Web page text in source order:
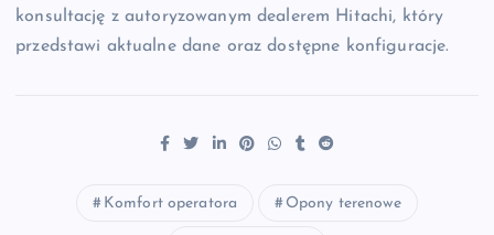
konsultację z autoryzowanym dealerem Hitachi, który
przedstawi aktualne dane oraz dostępne konfiguracje.
Komfort operatora Opony terenowe